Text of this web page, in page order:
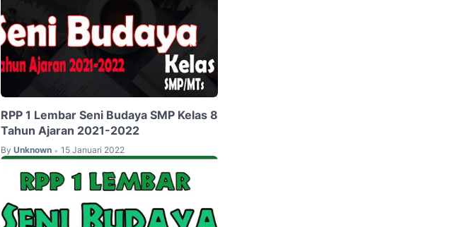
RPP 1 Lembar Seni Budaya SMP Kelas 8
Tahun Ajaran 2021-2022
By Unknown • 15 Januari 2022